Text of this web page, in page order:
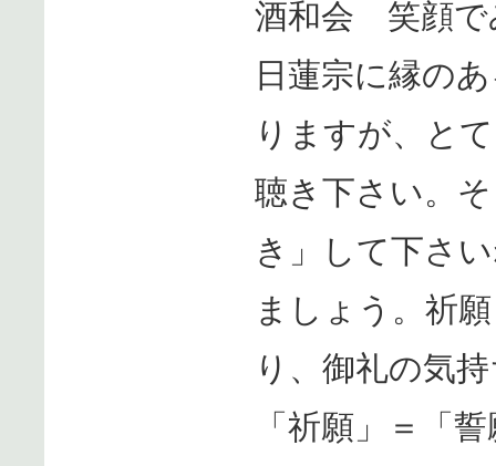
酒和会 笑顔で
日蓮宗に縁の
りますが、と
聴き下さい。
き」して下さ
ましょう。祈
り、御礼の気
「祈願」＝「